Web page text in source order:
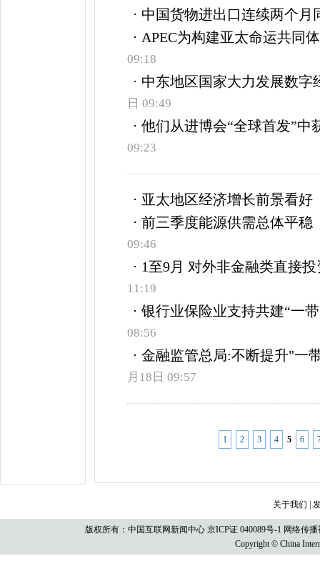
中国货物进出口连续两个月
APEC为构建亚太命运共同
09:18
中东地区国家大力发展数字
日 09:49
他们从进博会“全球首发”中
09:23
亚太地区经济增长前景看好
前三季度能源供需总体平稳
09:46
1至9月 对外非金融类直接投
11:19
银行业保险业支持共建“一
08:56
金融监管总局:不断提升"一
月18日 09:57
1 2 3 4 5 6